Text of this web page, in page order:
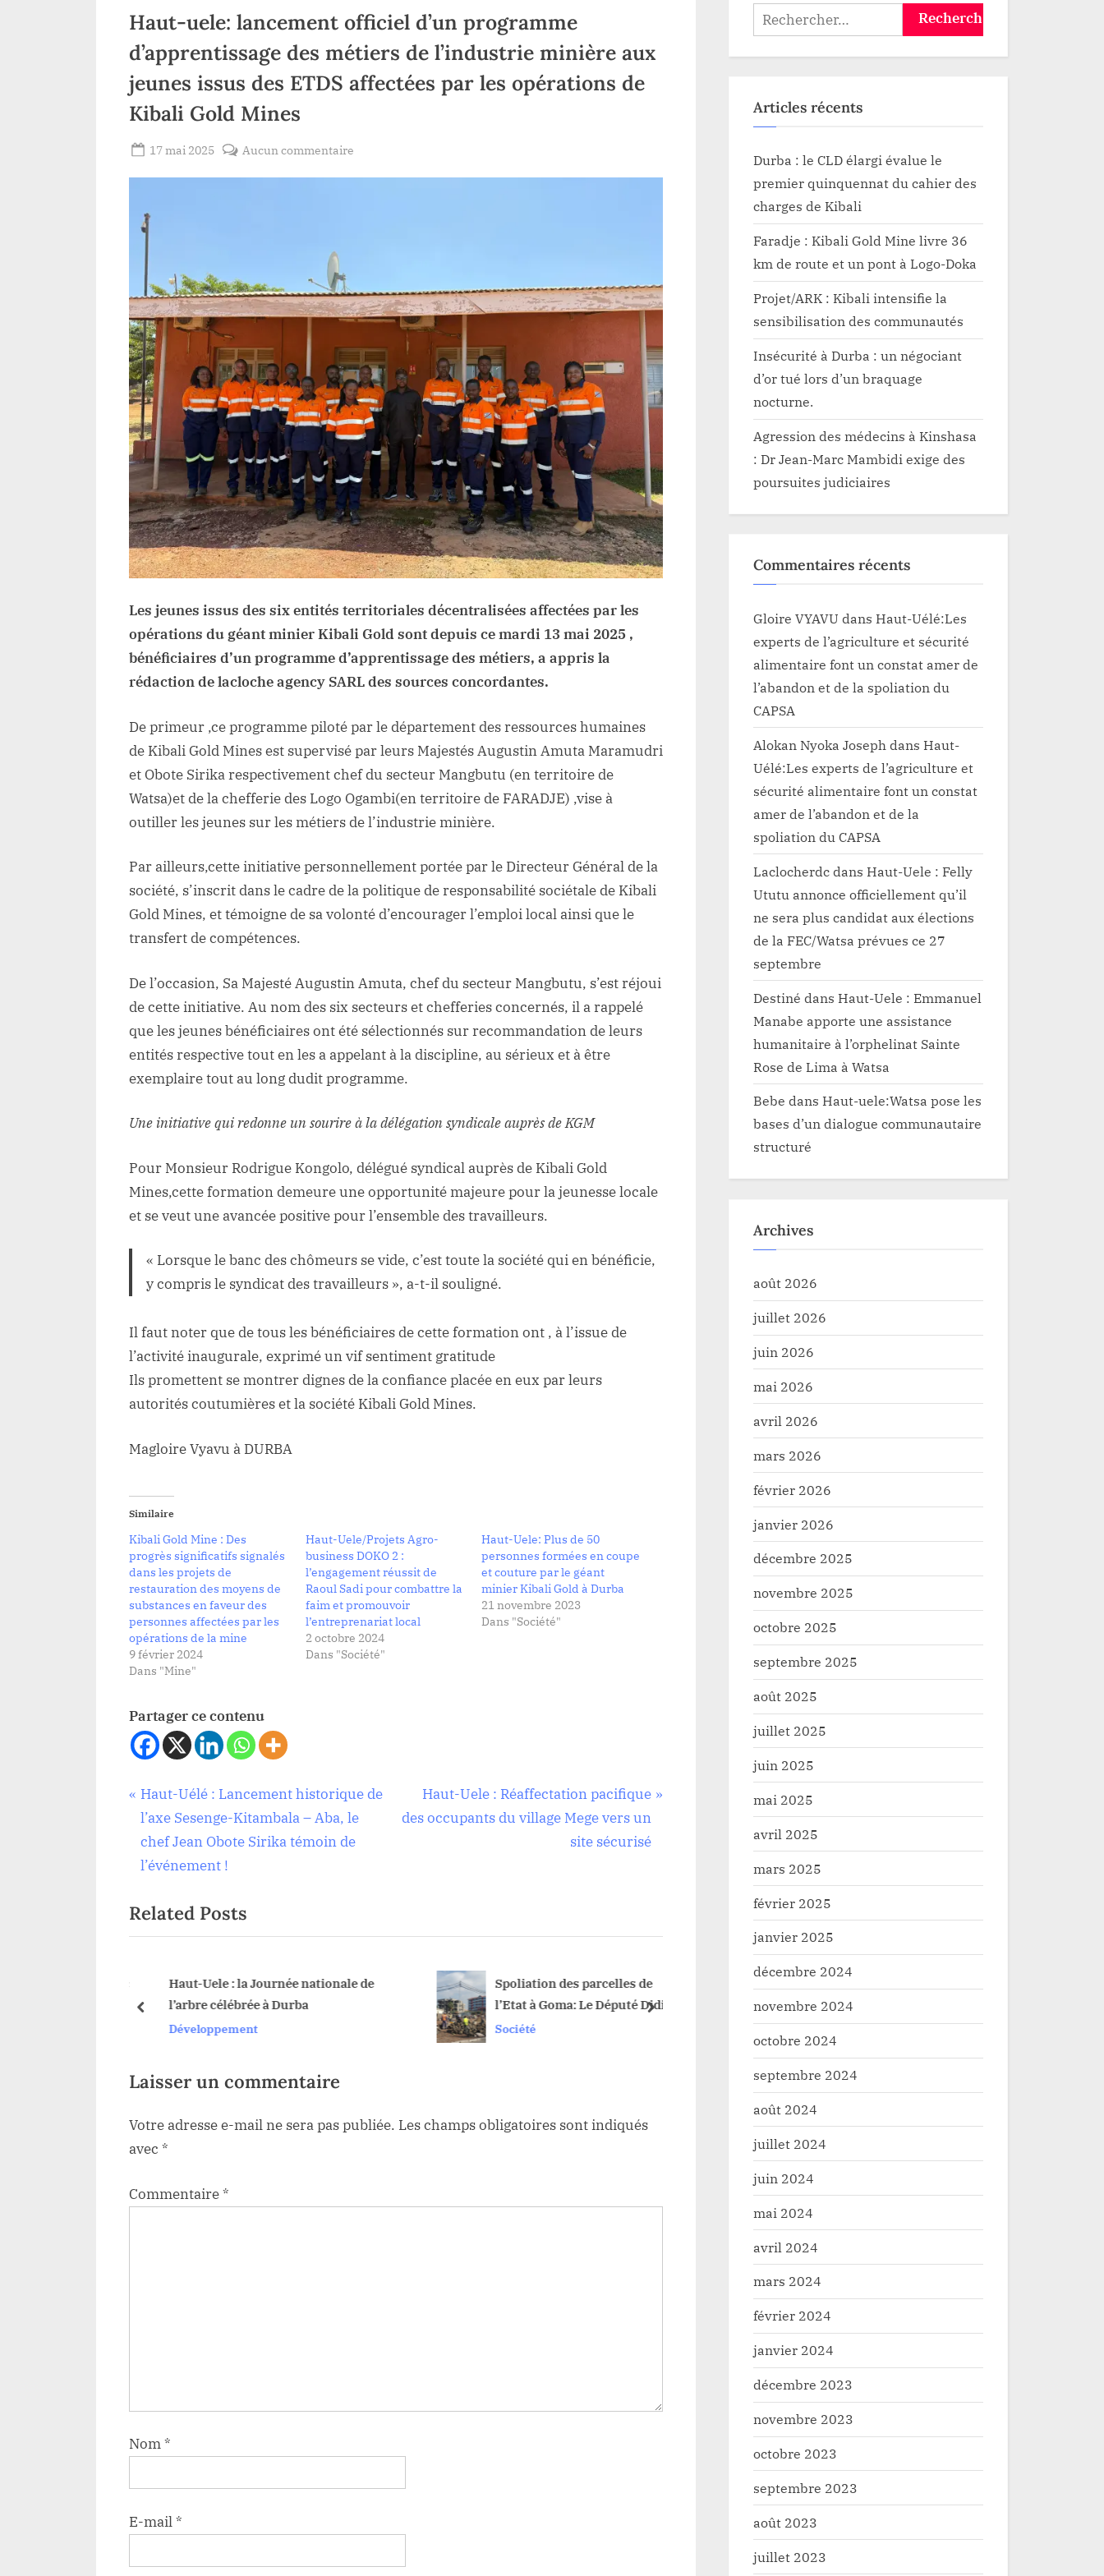
Haut-uele: lancement officiel d’un programme
d’apprentissage des métiers de l’industrie minière aux
jeunes issus des ETDS affectées par les opérations de
Kibali Gold Mines
Posted
17 mai 2025
Aucun commentaire
d’apprentissage
des
de
l’industrie
minière
aux
jeunes
issus
des
ETDS
affectées
par
les
opérations
Gold
Mines
Les jeunes issus des six entités territoriales décentralisées affectées par les
opérations du géant minier Kibali Gold sont depuis ce mardi 13 mai 2025 ,
bénéficiaires d’un programme d’apprentissage des métiers, a appris la
rédaction de lacloche agency SARL des sources concordantes.
De primeur ,ce programme piloté par le département des ressources humaines
de Kibali Gold Mines est supervisé par leurs Majestés Augustin Amuta Maramudri
et Obote Sirika respectivement chef du secteur Mangbutu (en territoire de
Watsa)et de la chefferie des Logo Ogambi(en territoire de FARADJE) ,vise à
outiller les jeunes sur les métiers de l’industrie minière.
Par ailleurs,cette initiative personnellement portée par le Directeur Général de la
société, s’inscrit dans le cadre de la politique de responsabilité sociétale de Kibali
Gold Mines, et témoigne de sa volonté d’encourager l’emploi local ainsi que le
transfert de compétences.
De l’occasion, Sa Majesté Augustin Amuta, chef du secteur Mangbutu, s’est réjoui
de cette initiative. Au nom des six secteurs et chefferies concernés, il a rappelé
que les jeunes bénéficiaires ont été sélectionnés sur recommandation de leurs
entités respective tout en les a appelant à la discipline, au sérieux et à être
exemplaire tout au long dudit programme.
Une initiative qui redonne un sourire à la délégation syndicale auprès de KGM
Pour Monsieur Rodrigue Kongolo, délégué syndical auprès de Kibali Gold
Mines,cette formation demeure une opportunité majeure pour la jeunesse locale
et se veut une avancée positive pour l’ensemble des travailleurs.
« Lorsque le banc des chômeurs se vide, c’est toute la société qui en bénéficie,
y compris le syndicat des travailleurs », a-t-il souligné.
Il faut noter que de tous les bénéficiaires de cette formation ont , à l’issue de
l’activité inaugurale, exprimé un vif sentiment gratitude
Ils promettent se montrer dignes de la confiance placée en eux par leurs
autorités coutumières et la société Kibali Gold Mines.
Magloire Vyavu à DURBA
Similaire
Kibali Gold Mine : Des
progrès significatifs signalés
dans les projets de
restauration des moyens de
substances en faveur des
personnes affectées par les
opérations de la mine
9 février 2024
Dans "Mine"
Haut-Uele/Projets Agro-
business DOKO 2 :
l’engagement réussit de
Raoul Sadi pour combattre la
faim et promouvoir
l’entreprenariat local
2 octobre 2024
Dans "Société"
Haut-Uele: Plus de 50
personnes formées en coupe
et couture par le géant
minier Kibali Gold à Durba
21 novembre 2023
Dans "Société"
Partager ce contenu
Société
Navigation
de
l’article
P
r
e
v
o
u
o
:
Haut-Uélé : Lancement historique de
l’axe Sesenge-Kitambala – Aba, le
chef Jean Obote Sirika témoin de
l’événement !
N
e
s
Haut-Uele : Réaffectation pacifique
des occupants du village Mege vers un
site sécurisé
Related Posts
Haut-Uele : la Journée nationale de
l’arbre célébrée à Durba
Développement
Spoliation des parcelles de
l’Etat à Goma: Le Député Didier
Kamundu « doute » de la
commission instituée par le
Société
freinent le décollage de la province
selon les forces vives de Faradje
Société
prev next
Laisser un commentaire
Votre adresse e-mail ne sera pas publiée. Les champs obligatoires sont indiqués
avec *
Commentaire*
Nom*
E-mail*
Rechercher :
Articles récents
Durba : le CLD élargi évalue le
premier quinquennat du cahier des
charges de Kibali
Faradje : Kibali Gold Mine livre 36
km de route et un pont à Logo-Doka
Projet/ARK : Kibali intensifie la
sensibilisation des communautés
Insécurité à Durba : un négociant
d’or tué lors d’un braquage
nocturne.
Agression des médecins à Kinshasa
: Dr Jean-Marc Mambidi exige des
poursuites judiciaires
Commentaires récents
Gloire VYAVU dans Haut-Uélé:Les
experts de l’agriculture et sécurité
alimentaire font un constat amer de
l’abandon et de la spoliation du
CAPSA
Alokan Nyoka Joseph dans Haut-
Uélé:Les experts de l’agriculture et
sécurité alimentaire font un constat
amer de l’abandon et de la
spoliation du CAPSA
Laclocherdcdans Haut-Uele : Felly
Ututu annonce officiellement qu’il
ne sera plus candidat aux élections
de la FEC/Watsa prévues ce 27
septembre
Destiné dans Haut-Uele : Emmanuel
Manabe apporte une assistance
humanitaire à l’orphelinat Sainte
Rose de Lima à Watsa
Bebe dans Haut-uele:Watsa pose les
bases d’un dialogue communautaire
structuré
Archives
août 2026
juillet 2026
juin 2026
mai 2026
avril 2026
mars 2026
février 2026
janvier 2026
décembre 2025
novembre 2025
octobre 2025
septembre 2025
août 2025
juillet 2025
juin 2025
mai 2025
avril 2025
mars 2025
février 2025
janvier 2025
décembre 2024
novembre 2024
octobre 2024
septembre 2024
août 2024
juillet 2024
juin 2024
mai 2024
avril 2024
mars 2024
février 2024
janvier 2024
décembre 2023
novembre 2023
octobre 2023
septembre 2023
août 2023
juillet 2023